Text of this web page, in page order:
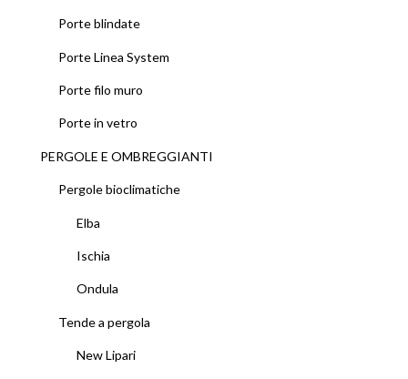
Porte blindate
Porte Linea System
Porte filo muro
Porte in vetro
PERGOLE E OMBREGGIANTI
Pergole bioclimatiche
Elba
Ischia
Ondula
Tende a pergola
New Lipari